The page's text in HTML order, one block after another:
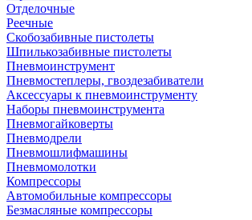
Отделочные
Реечные
Скобозабивные пистолеты
Шпилькозабивные пистолеты
Пневмоинструмент
Пневмостеплеры, гвоздезабиватели
Аксессуары к пневмоинструменту
Наборы пневмоинструмента
Пневмогайковерты
Пневмодрели
Пневмошлифмашины
Пневмомолотки
Компрессоры
Автомобильные компрессоры
Безмасляные компрессоры